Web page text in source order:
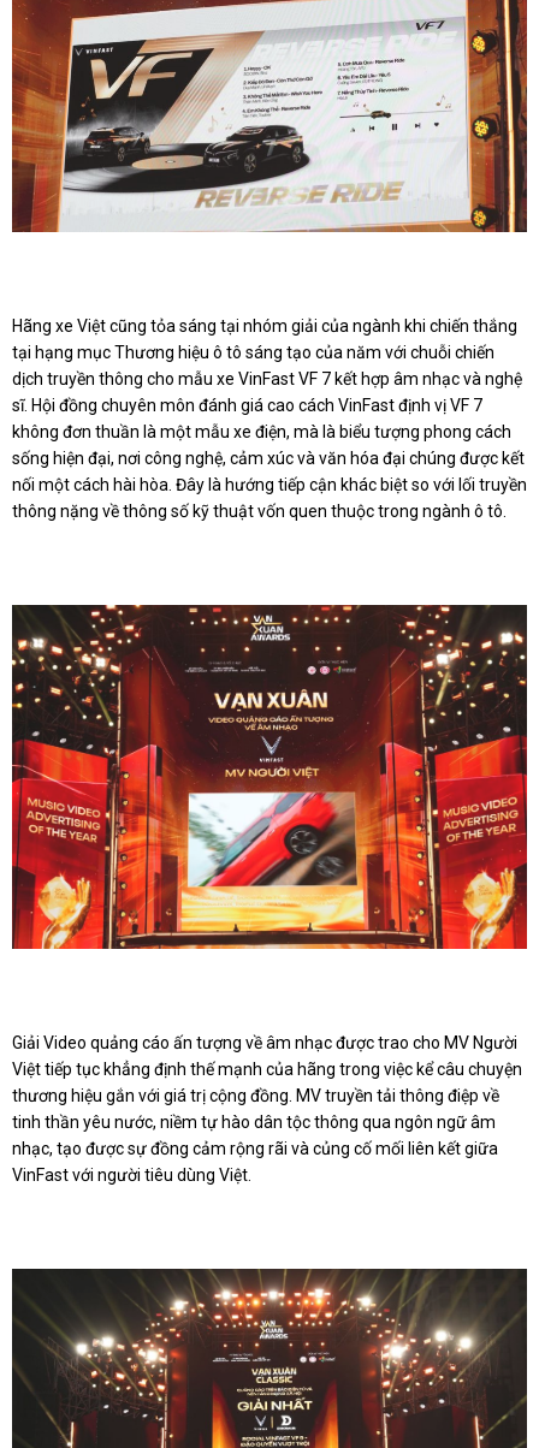
Hãng xe Việt cũng tỏa sáng tại nhóm giải của ngành khi chiến thắng
tại hạng mục Thương hiệu ô tô sáng tạo của năm với chuỗi chiến
dịch truyền thông cho mẫu xe VinFast VF 7 kết hợp âm nhạc và nghệ
sĩ. Hội đồng chuyên môn đánh giá cao cách VinFast định vị VF 7
không đơn thuần là một mẫu xe điện, mà là biểu tượng phong cách
sống hiện đại, nơi công nghệ, cảm xúc và văn hóa đại chúng được kết
nối một cách hài hòa. Đây là hướng tiếp cận khác biệt so với lối truyền
thông nặng về thông số kỹ thuật vốn quen thuộc trong ngành ô tô.
Giải Video quảng cáo ấn tượng về âm nhạc được trao cho MV Người
Việt tiếp tục khẳng định thế mạnh của hãng trong việc kể câu chuyện
thương hiệu gắn với giá trị cộng đồng. MV truyền tải thông điệp về
tinh thần yêu nước, niềm tự hào dân tộc thông qua ngôn ngữ âm
nhạc, tạo được sự đồng cảm rộng rãi và củng cố mối liên kết giữa
VinFast với người tiêu dùng Việt.